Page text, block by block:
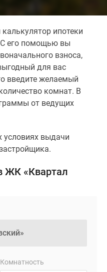
ипотеки
С его помощью вы
взноса,
для вас
введите желаемый
комнат. В
от ведущих
выдачи
ЖК «Квартал
Комнатность